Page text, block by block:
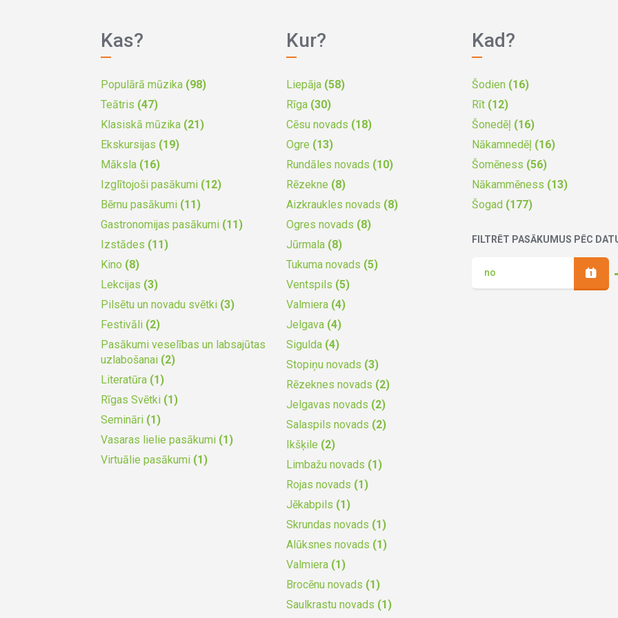
Kas?
Populārā mūzika (98)
Teātris (47)
Klasiskā mūzika (21)
Ekskursijas (19)
Māksla (16)
Izglītojoši pasākumi (12)
Bērnu pasākumi (11)
Gastronomijas pasākumi (11)
Izstādes (11)
Kino (8)
Lekcijas (3)
Pilsētu un novadu svētki (3)
Festivāli (2)
Pasākumi veselības un labsajūtas
uzlabošanai (2)
Literatūra (1)
Rīgas Svētki (1)
Semināri (1)
Vasaras lielie pasākumi (1)
Virtuālie pasākumi (1)
Kur?
Liepāja (58)
Rīga (30)
Cēsu novads (18)
Ogre (13)
Rundāles novads (10)
Rēzekne (8)
Aizkraukles novads (8)
Ogres novads (8)
Jūrmala (8)
Tukuma novads (5)
Ventspils (5)
Valmiera (4)
Jelgava (4)
Sigulda (4)
Stopiņu novads (3)
Rēzeknes novads (2)
Jelgavas novads (2)
Salaspils novads (2)
Ikšķile (2)
Limbažu novads (1)
Rojas novads (1)
Jēkabpils (1)
Skrundas novads (1)
Alūksnes novads (1)
Valmiera (1)
Brocēnu novads (1)
Saulkrastu novads (1)
Kad?
Šodien (16)
Rīt (12)
Šonedēļ (16)
Nākamnedēļ (16)
Šomēness (56)
Nākammēness (13)
Šogad (177)
FILTRĒT PASĀKUMUS PĒC